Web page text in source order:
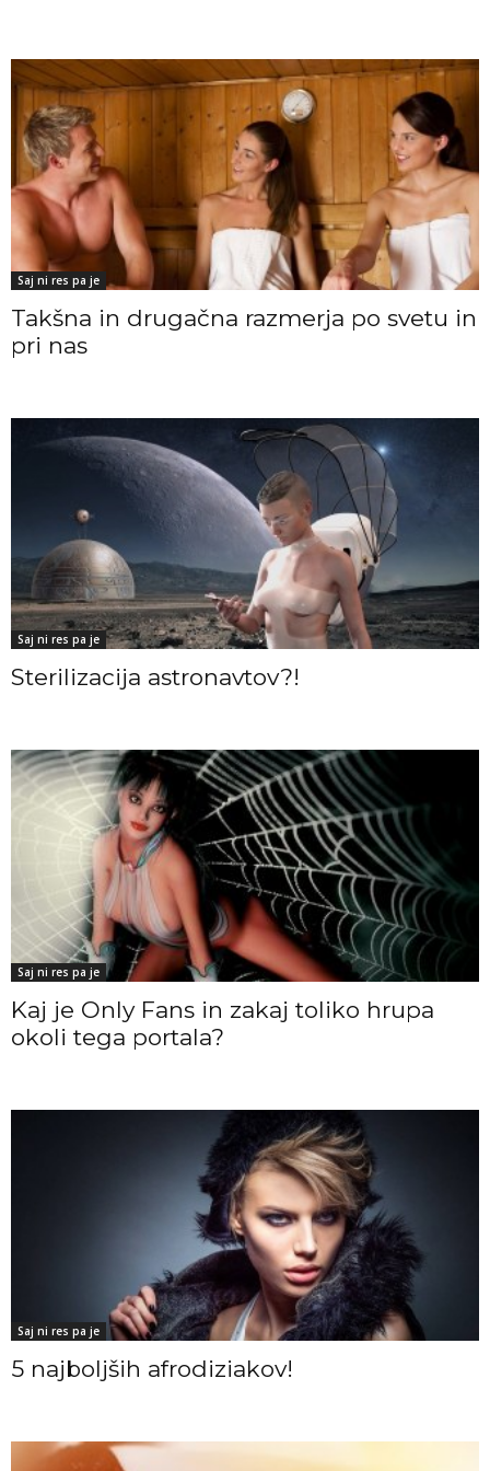
Saj ni res pa je
Takšna in drugačna razmerja po svetu in
pri nas
Saj ni res pa je
Sterilizacija astronavtov?!
Saj ni res pa je
Kaj je Only Fans in zakaj toliko hrupa
okoli tega portala?
Saj ni res pa je
5 najboljših afrodiziakov!